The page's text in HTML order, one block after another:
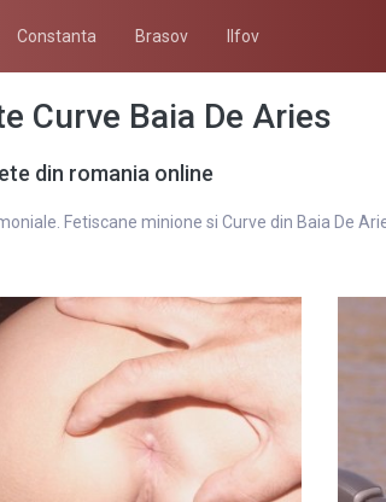
Constanta Brasov Ilfov
Curve Baia De Aries
din romania online
Fetiscane minione si Curve din Baia De